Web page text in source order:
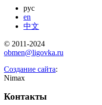
рус
en
中文
© 2011-2024
obmen@ligovka.ru
Создание сайта:
Nimax
Контакты